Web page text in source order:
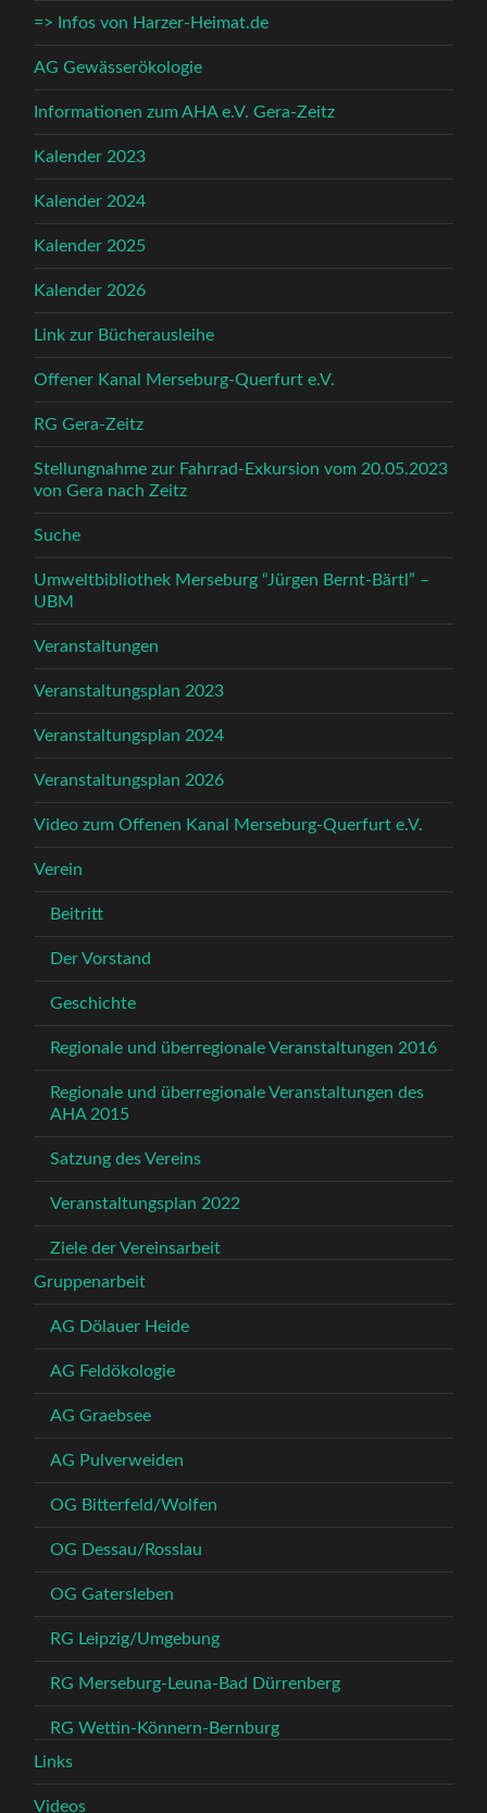
=> Infos von Harzer-Heimat.de
AG Gewässerökologie
Informationen zum AHA e.V. Gera-Zeitz
Kalender 2023
Kalender 2024
Kalender 2025
Kalender 2026
Link zur Bücherausleihe
Offener Kanal Merseburg-Querfurt e.V.
RG Gera-Zeitz
Stellungnahme zur Fahrrad-Exkursion vom 20.05.2023
von Gera nach Zeitz
Suche
Umweltbibliothek Merseburg “Jürgen Bernt-Bärtl” –
UBM
Veranstaltungen
Veranstaltungsplan 2023
Veranstaltungsplan 2024
Veranstaltungsplan 2026
Video zum Offenen Kanal Merseburg-Querfurt e.V.
Verein
Beitritt
Der Vorstand
Geschichte
Regionale und überregionale Veranstaltungen 2016
Regionale und überregionale Veranstaltungen des
AHA 2015
Satzung des Vereins
Veranstaltungsplan 2022
Ziele der Vereinsarbeit
Gruppenarbeit
AG Dölauer Heide
AG Feldökologie
AG Graebsee
AG Pulverweiden
OG Bitterfeld/Wolfen
OG Dessau/Rosslau
OG Gatersleben
RG Leipzig/Umgebung
RG Merseburg-Leuna-Bad Dürrenberg
RG Wettin-Könnern-Bernburg
Links
Videos